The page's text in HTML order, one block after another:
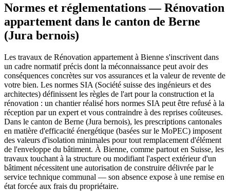
Normes et réglementations — Rénovation
appartement dans le canton de Berne
(Jura bernois)
Les travaux de Rénovation appartement à Bienne s'inscrivent dans
un cadre normatif précis dont la méconnaissance peut avoir des
conséquences concrètes sur vos assurances et la valeur de revente de
votre bien. Les normes SIA (Société suisse des ingénieurs et des
architectes) définissent les règles de l'art pour la construction et la
rénovation : un chantier réalisé hors normes SIA peut être refusé à la
réception par un expert et vous contraindre à des reprises coûteuses.
Dans le canton de Berne (Jura bernois), les prescriptions cantonales
en matière d'efficacité énergétique (basées sur le MoPEC) imposent
des valeurs d'isolation minimales pour tout remplacement d'élément
de l'enveloppe du bâtiment. À Bienne, comme partout en Suisse, les
travaux touchant à la structure ou modifiant l'aspect extérieur d'un
bâtiment nécessitent une autorisation de construire délivrée par le
service technique communal — son absence expose à une remise en
état forcée aux frais du propriétaire.